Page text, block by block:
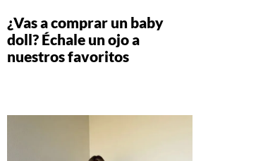
¿Vas a comprar un baby
doll? Échale un ojo a
nuestros favoritos